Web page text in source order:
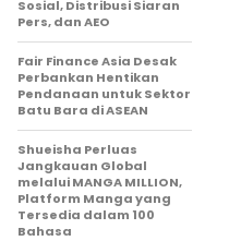
Sosial, Distribusi Siaran
Pers, dan AEO
Fair Finance Asia Desak
Perbankan Hentikan
Pendanaan untuk Sektor
Batu Bara di ASEAN
Shueisha Perluas
Jangkauan Global
melalui MANGA MILLION,
Platform Manga yang
Tersedia dalam 100
Bahasa